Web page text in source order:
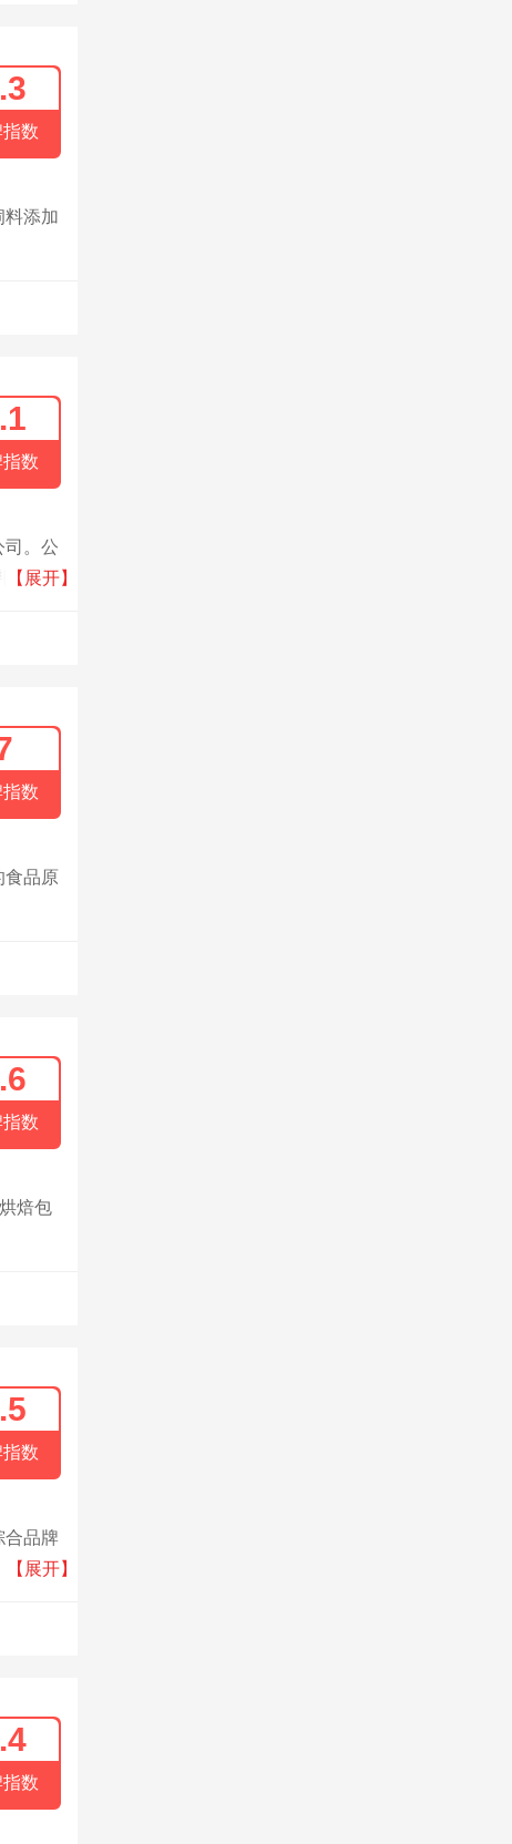
数
料添加
数
司。公
制品
【展开】
数
食品原
数
焙包
数
合品牌
团队积
【展开】
数